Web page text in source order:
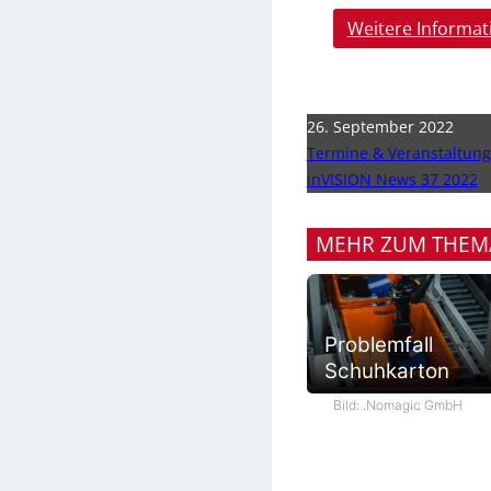
Weitere
26. September 2022
Termine &
inVISION News 37 2022
MEHR ZUM
Problemfall
Schuhkarton
Bild: .Nomagic GmbH